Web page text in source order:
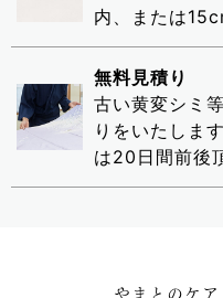
内、または
無料見積り
古い黄変シミ
りをいたしま
は20日間前後
やまとのケア